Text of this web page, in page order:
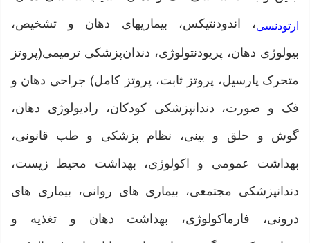
ارتودنسی، اندودنتیکس، بیماریهای دهان و تشخیص،
بیولوژی دهان، پریودنتولوژی، دندان‌پزشکی ترمیمی(پروتز
متحرک پارسیل، پروتز ثابت، پروتز کامل) جراحی دهان و
فک و صورت، دندانپزشکی کودکان، رادیولوژی دهان،
گوش و حلق و بینی، نظام پزشکی و طب قانونی،
بهداشت عمومی و اکولوژی، بهداشت محیط زیست،
دندانپزشکی مجتمعی، بیماری های روانی، بیماری های
درونی، فارماکولوژی، بهداشت دهان و تغذیه و